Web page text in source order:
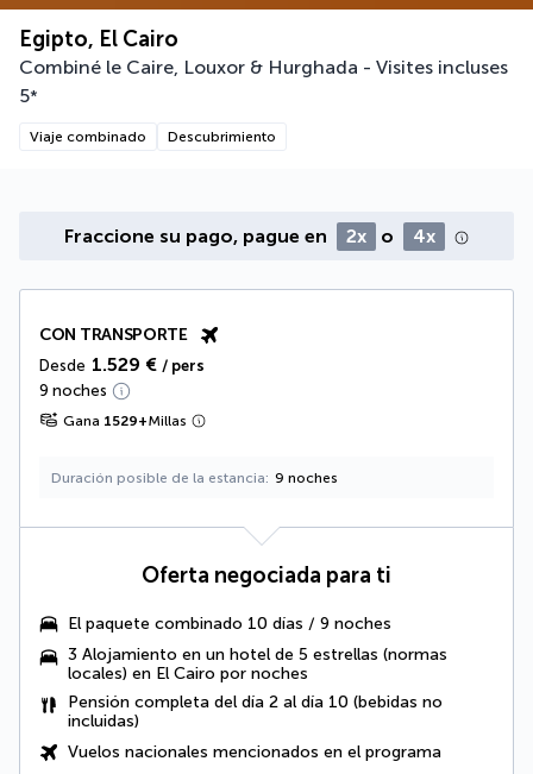
Egipto, El Cairo
Combiné le Caire, Louxor & Hurghada - Visites incluses
5*
Viaje combinado Descubrimiento
Fraccione su pago, pague en 2x o 4x
CON TRANSPORTE
Desde 1.529 € / pers
9 noches
Gana 1529+Millas
Duración posible de la estancia 9 noches
Oferta negociada para ti
El paquete combinado 10 días / 9 noches
3 Alojamiento en un hotel de 5 estrellas (normas
locales) en El Cairo por noches
Pensión completa del día 2 al día 10 (bebidas no
incluidas)
Vuelos nacionales mencionados en el programa